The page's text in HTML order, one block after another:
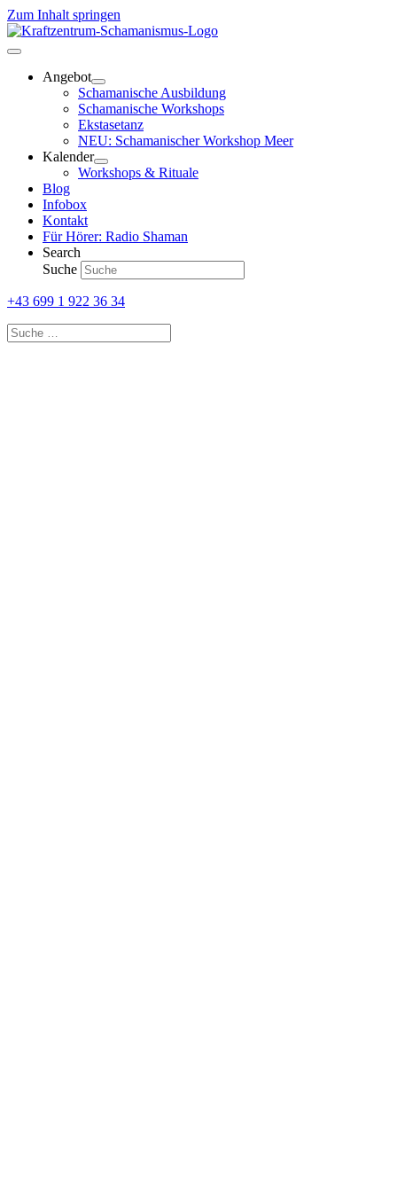
Zum Inhalt springen
Angebot
Schamanische Ausbildung
Schamanische Workshops
Ekstasetanz
NEU: Schamanischer Workshop Meer
Kalender
Workshops & Rituale
Blog
Infobox
Kontakt
Für Hörer: Radio Shaman
Search
Suche
+43 699 1 922 36 34